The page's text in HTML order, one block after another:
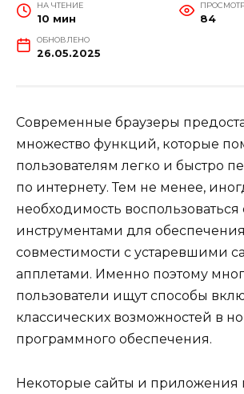
НА ЧТЕНИЕ
10 мин 84
ОБНОВЛЕНО
26.05.2025
Современные браузеры
множество функций, которые
пользователям легко и быстро
по интернету. Тем не менее,
необходимость
инструментами для обеспечения
совместимости с устаревшими
апплетами. Именно поэтому
пользователи ищут способы
классических возможностей в
программного обеспечения.
Некоторые сайты и